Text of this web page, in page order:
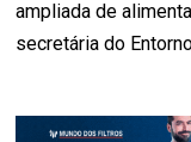
ampliada de
secretária do